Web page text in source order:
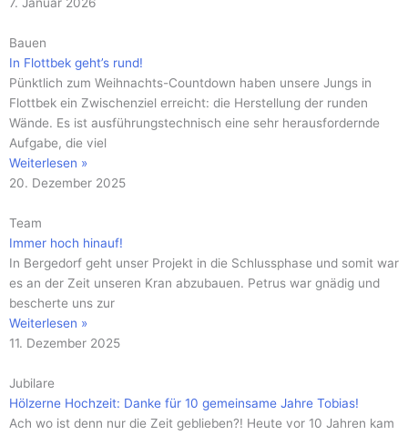
Bauen
In Flottbek geht’s rund!
Pünktlich zum Weihnachts-Countdown haben unsere Jungs in
Flottbek ein Zwischenziel erreicht: die Herstellung der runden
Wände. Es ist ausführungstechnisch eine sehr herausfordernde
Aufgabe, die viel
Weiterlesen »
20. Dezember 2025
Team
Immer hoch hinauf!
In Bergedorf geht unser Projekt in die Schlussphase und somit war
es an der Zeit unseren Kran abzubauen. Petrus war gnädig und
bescherte uns zur
Weiterlesen »
11. Dezember 2025
Jubilare
Hölzerne Hochzeit: Danke für 10 gemeinsame Jahre Tobias!
Ach wo ist denn nur die Zeit geblieben?! Heute vor 10 Jahren kam